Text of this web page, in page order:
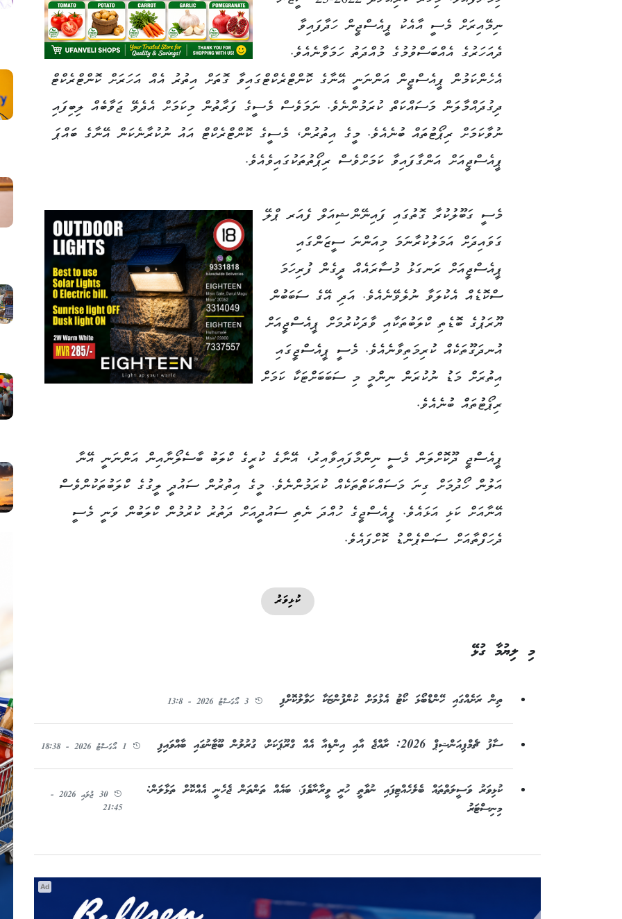
Linkނިމޭއިރަށް މެސީ އާއެކު ޕީއެސްޖީން ހަދާފައިވާ
ދެއަހަރުގެ އެއްބަސްވުމުގެ މުއްދަތު ހަމަވާނެއެވެ.
އެހެންކަމުން ޕީއެސްޖީން އަންނަނީ އޭނާގެ ކޮންޓްރެކްޓްގައިވާ ގޮތަށް އިތުރު އެއް އަހަރަށް ކޮންޓްރެކްޓް
ދިގުދައްމާލަން މަސައްކަތް ކުރަމުންނެވެ. ނަމަވެސް މެސީގެ ފަރާތުން މިކަމަށް އެދެވޭ ޖަވާބެއް ލިބިފައި
ނުވާކަމަށް ރިޕޯޓުތައް ބުނެއެވެ. މީގެ އިތުރުން، މެސީގެ ކޮންޓްރެކްޓް އައު ނުކުރާނެކަން އޭނާގެ ބައްޕަ
ޕީއެސްޖީއަށް އަންގާފައިވާ ކަމަށްވެސް ރިޕޯތުތަކުގައިވެއެވެ.
މެސީ ގަބޫލުކުރާ ގޮތުގައި ފައިނޭންޝިއަލް ފެއަރ ޕްލޭ
ގަވައިދަށް އަމަލުކުރާނަމަ މިއަންނަ ސީޒަންގައި
ޕީއެސްޖީއަށް ރަނގަޅު މުސާރައެއް ދީގެން ފުރިހަމަ
ސްކޮޑެއް އެކުލަވާ ނުލެވޭނެއެވެ. އަދި އޭގެ ސަބަބުން
ޔޫރަޕުގެ ބޮޑެތި ކްލަބުތަކާއި ވާދަކުރުމަށް ޕީއެސްޖީއަށް
އުނދަގޫތަކެއް ކުރިމަތިވާނެއެވެ. މެސީ ޕީއެސްޖީގައި
އިތުރަށް މަޑު ނުކުރަން ނިންމީ މި ސަބަބަށްޓަކާ ކަމަށް
ރިޕޯޓުތައް ބުނެއެވެ.
ޕީއެސްޖީ ދޫކޮށްލަން މެސީ ނިންމާފައިވާއިރު، އޭނާގެ ކުރީގެ ކްލަބު ބާސެލޯނާއިން އަންނަނީ އޭނާ
އަލުން ހޯދުމަށް ގިނަ މަސައްކަތްތަކެއް ކުރަމުންނެވެ. މީގެ އިތުރުން ސައުދީ ލީގުގެ ކްލަބުތަކުންވެސް
އޭނާއަށް ކަޅި އަޅައެވެ. ޕީއެސްޖީގެ ހުއްދަ ނެތި ސައުދީއަށް ދަތުރު ކުރުމުން ކްލަބުން ވަނީ މެސީ
ދެހަފްތާއަށް ސަސްޕެންޑު ކޮށްފައެވެ.
ކުޅިވަރު
މި ލިޔުމާ ގުޅޭ
ތިން ރަށެއްގައި ހޭންޑްބޯޅަ ކޯޓު އެޅުމަށް ކުންފުންޏަކާ ހަވާލުކޮށްފި
ސާފު ޗެމްޕިއަންޝިޕް 2026: ރާއްޖެ އާއި އިންޑިއާ އެއް ގްރޫޕަކަށް، ގުރުލުން ބޫޓާނުގައި ބާއްވައިފި
ކުޅިވަރު ވަސީލަތްތައް ބެލެހެއްޓިފައި ނުވާތީ ހުރީ ވީރާނާވެފަ، ބައެއް ތަންތަން ޖެހެނީ އެއްކޮށް ތަޅާލަން:
މިނިސްޓަރު
30 ޖުލައި 2026 -
21:45
Ad